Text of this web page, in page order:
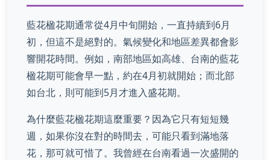
藍花楹花期通常從4月中旬開始，一直持續到6月
初，但這不是絕對的。氣候變化和地區差異都會影
響開花時間。例如，南部地區如高雄、台南的藍花
楹花期可能會早一點，約在4月初就開始；而北部
如台北，則可能到5月才進入盛花期。
為什麼藍花楹花期這麼重要？因為它只有短短幾
週，如果你沒在對的時間去，可能只看到滿地落
花，那可就可惜了。我曾經在台南看過一次盛開的